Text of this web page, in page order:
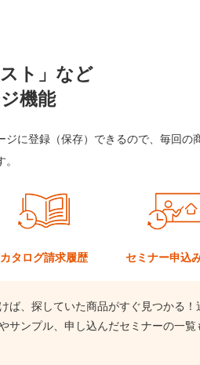
ト」など
機能
ジに登録（保存）できるので、毎回の
カタログ請求履歴 セミナー申込
ば、探していた商品がすぐ見つかる！
サンプル、申し込んだセミナーの一覧